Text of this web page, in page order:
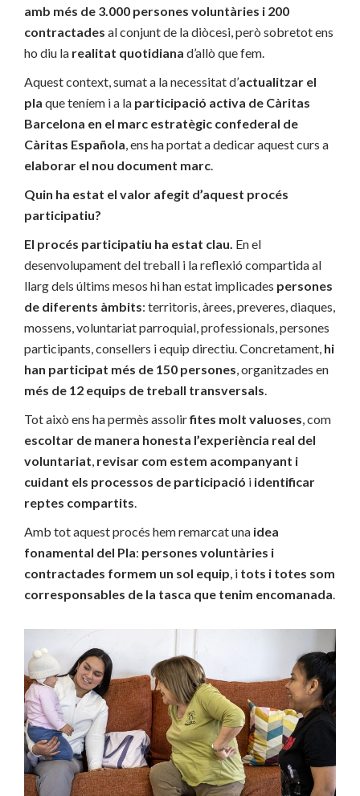
amb més de 3.000 persones voluntàries i 200
contractades al conjunt de la diòcesi, però sobretot ens
ho diu la realitat quotidiana d’allò que fem.
Aquest context, sumat a la necessitat d’actualitzar el
pla que teníem i a la participació activa de Càritas
Barcelona en el marc estratègic confederal de
Càritas Española, ens ha portat a dedicar aquest curs a
elaborar el nou document marc.
Quin ha estat el valor afegit d’aquest procés
participatiu?
El procés participatiu ha estat clau. En el
desenvolupament del treball i la reflexió compartida al
llarg dels últims mesos hi han estat implicades persones
de diferents àmbits: territoris, àrees, preveres, diaques,
mossens, voluntariat parroquial, professionals, persones
participants, consellers i equip directiu. Concretament, hi
han participat més de 150 persones, organitzades en
més de 12 equips de treball transversals.
Tot això ens ha permès assolirfites molt valuoses, com
escoltar de manera honesta l’experiència real del
voluntariat, revisar com estem acompanyant i
cuidant els processos de participació i identificar
reptes compartits.
Amb tot aquest procés hem remarcat una idea
fonamental del Pla: persones voluntàries i
contractades formem un sol equip, i tots i totes som
corresponsables de la tasca que tenim encomanada.